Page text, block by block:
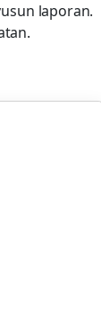
laporan.